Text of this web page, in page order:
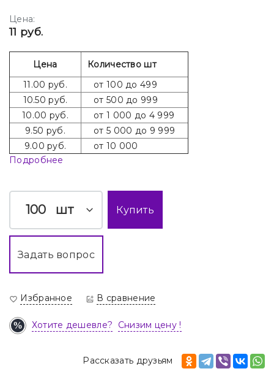
Цена:
11 руб.
Цена
Количество шт
11.00 руб.
от 100 до 499
10.50 руб.
от 500 до 999
10.00 руб.
от 1 000 до 4 999
9.50 руб.
от 5 000 до 9 999
9.00 руб.
от 10 000
Подробнее
шт Купить
Задать вопрос
Избранное В сравнение
Хотите дешевле? Снизим цену !
Рассказать друзьям